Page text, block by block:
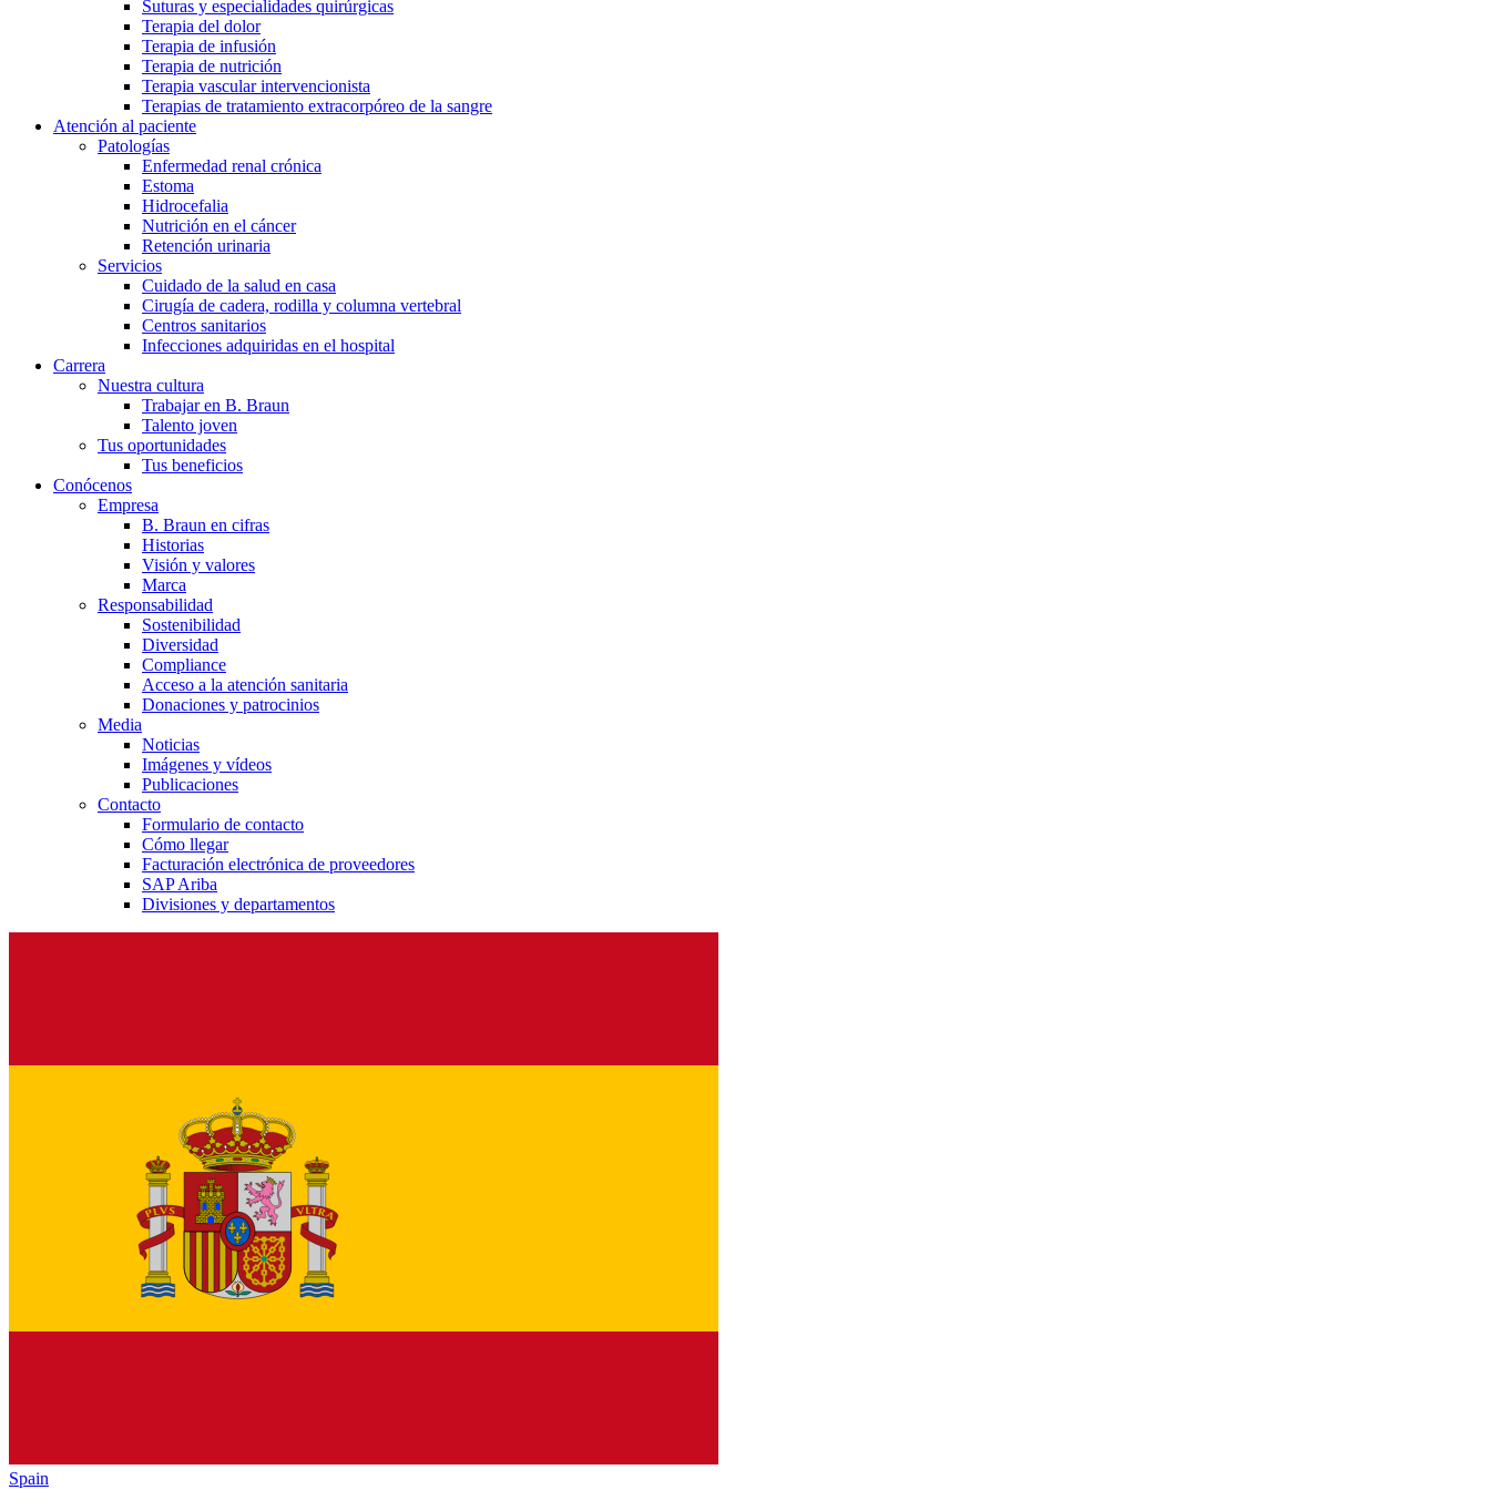
Suturas y especialidades quirúrgicas
Terapia del dolor
Terapia de infusión
Terapia de nutrición
Terapia vascular intervencionista
Terapias de tratamiento extracorpóreo de la sangre
Atención al paciente
Patologías
Enfermedad renal crónica
Estoma
Hidrocefalia
Nutrición en el cáncer
Retención urinaria
Servicios
Cuidado de la salud en casa
Cirugía de cadera, rodilla y columna vertebral
Centros sanitarios
Infecciones adquiridas en el hospital
Carrera
Nuestra cultura
Trabajar en B. Braun
Talento joven
Tus oportunidades
Tus beneficios
Conócenos
Empresa
B. Braun en cifras
Historias
Visión y valores
Marca
Responsabilidad
Sostenibilidad
Diversidad
Compliance
Acceso a la atención sanitaria
Donaciones y patrocinios
Media
Noticias
Imágenes y vídeos
Publicaciones
Contacto
Formulario de contacto
Cómo llegar
Facturación electrónica de proveedores
SAP Ariba
Divisiones y departamentos
Spain